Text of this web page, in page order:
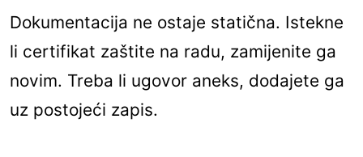
Dokumentacija ne ostaje statična. Istekne
li certifikat zaštite na radu, zamijenite ga
novim. Treba li ugovor aneks, dodajete ga
uz postojeći zapis.